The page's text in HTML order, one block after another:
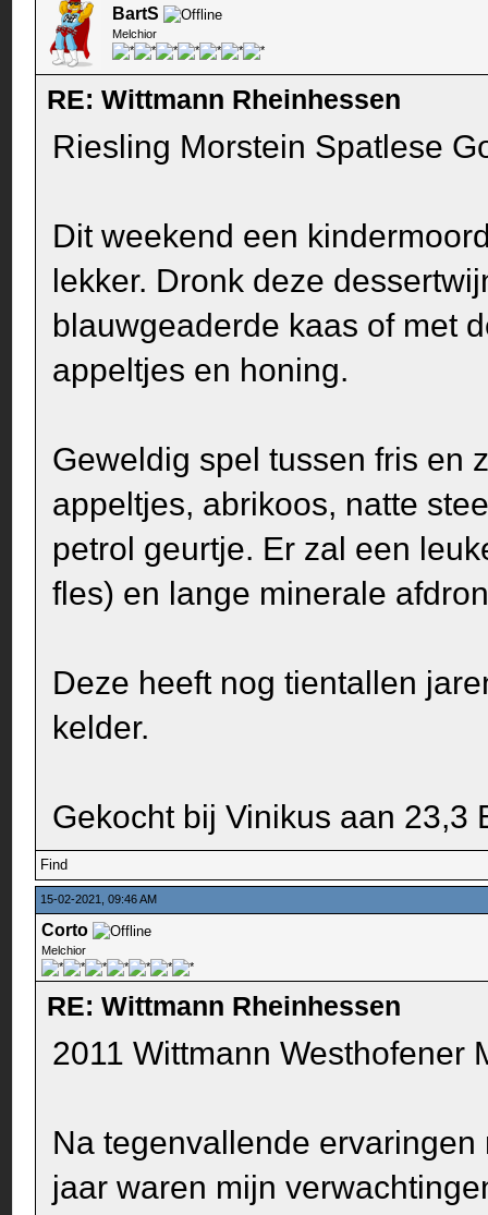
BartS
Melchior
RE: Wittmann Rheinhessen
Riesling Morstein Spatlese
Dit weekend een
lekker. Dronk deze
blauwgeaderde kaas of met
appeltjes en honing.
Geweldig spel tussen fris en
appeltjes, abrikoos, natte
petrol geurtje. Er zal een
fles) en lange minerale
Deze heeft nog tientallen
kelder.
Gekocht bij Vinikus aan 23,3
Find
15-02-2021, 09:46 AM
Corto
Melchior
RE: Wittmann Rheinhessen
2011 Wittmann Westhofener
Na tegenvallende
jaar waren mijn